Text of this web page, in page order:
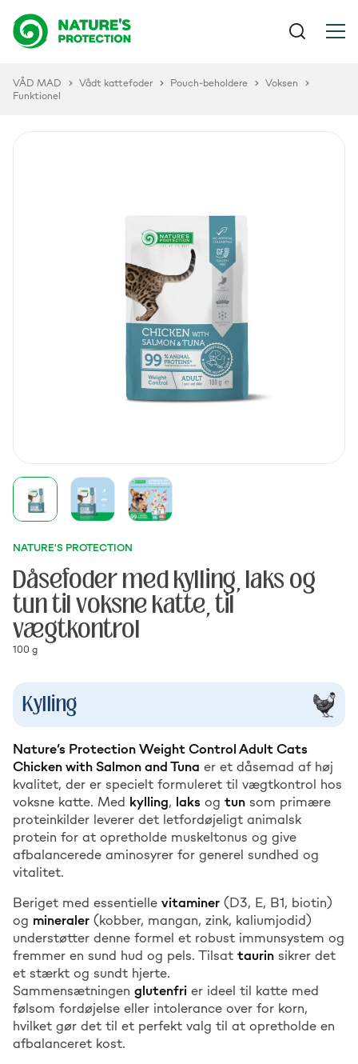
VÅD MAD Vådt kattefoder Pouch-beholdere
Voksen
Funktionel
NATURE'S PROTECTION
Dåsefoder med kylling, laks og
tun til voksne katte, til
vægtkontrol
100 g
Kylling
Nature’s Protection Weight Control Adult Cats
Chicken with Salmon and Tuna er et dåsemad af høj
kvalitet, der er specielt formuleret til vægtkontrol hos
voksne katte. Med kylling, laks og tun som primære
proteinkilder leverer det letfordøjeligt animalsk
protein for at opretholde muskeltonus og give
afbalancerede aminosyrer for generel sundhed og
vitalitet.
Beriget med essentielle vitaminer (D3, E, B1, biotin)
og mineraler (kobber, mangan, zink, kaliumjodid)
understøtter denne formel et robust immunsystem og
fremmer en sund hud og pels. Tilsat taurin sikrer det
et stærkt og sundt hjerte.
Sammensætningen glutenfri er ideel til katte med
følsom fordøjelse eller intolerance over for korn,
hvilket gør det til et perfekt valg til at opretholde en
afbalanceret kost.